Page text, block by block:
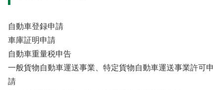
自動車登録申請
車庫証明申請
自動車重量税申告
一般貨物自動車運送事業、特定貨物自動車運送事業許可申
請